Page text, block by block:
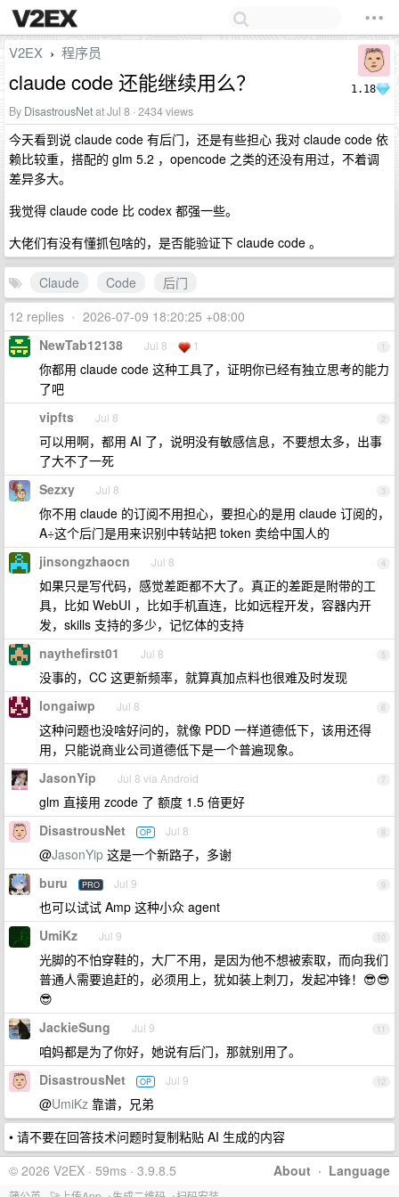
1.18
V2EX › 程序员
claude code 还能继续用么？
By DisastrousNetat Jul 8 · 2434 views
今天看到说 claude code 有后门，还是有些担心 我对 claude code 依
赖比较重，搭配的 glm 5.2 ，opencode 之类的还没有用过，不着调
差异多大。
我觉得 claude code 比 codex 都强一些。
大佬们有没有懂抓包啥的，是否能验证下 claude code 。
Claude Code
后门
12 replies • 2026-07-09 18:20:25 +08:00
1
NewTab12138 Jul 8 1
你都用 claude code 这种工具了，证明你已经有独立思考的能力
了吧
2
vipfts Jul 8
可以用啊，都用 AI 了，说明没有敏感信息，不要想太多，出事
了大不了一死
3
Sezxy Jul 8
你不用 claude 的订阅不用担心，要担心的是用 claude 订阅的，
A÷这个后门是用来识别中转站把 token 卖给中国人的
4
jinsongzhaocn Jul 8
如果只是写代码，感觉差距都不大了。真正的差距是附带的工
具，比如 WebUI ，比如手机直连，比如远程开发，容器内开
发，skills 支持的多少，记忆体的支持
5
naythefirst01 Jul 8
没事的，CC 这更新频率，就算真加点料也很难及时发现
6
longaiwp Jul 8
这种问题也没啥好问的，就像 PDD 一样道德低下，该用还得
用，只能说商业公司道德低下是一个普遍现象。
7
JasonYip Jul 8 via Android
glm 直接用 zcode 了 额度 1.5 倍更好
8
DisastrousNet OP Jul 8
@JasonYip 这是一个新路子，多谢
9
buru PRO Jul 9
也可以试试 Amp 这种小众 agent
10
UmiKz Jul 9
光脚的不怕穿鞋的，大厂不用，是因为他不想被索取，而向我们
普通人需要追赶的，必须用上，犹如装上刺刀，发起冲锋！😎😎
😎
11
JackieSung Jul 9
咱妈都是为了你好，她说有后门，那就别用了。
12
DisastrousNet OP Jul 9
@UmiKz 靠谱，兄弟
• 请不要在回答技术问题时复制粘贴 AI 生成的内容
About · Language
© 2026 V2EX · 59ms · 3.9.8.5